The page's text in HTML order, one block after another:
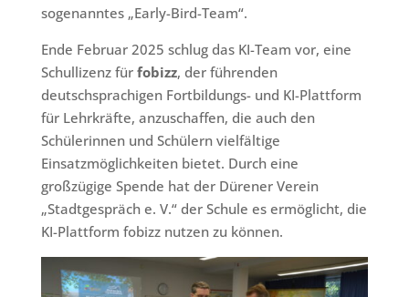
sogenanntes „Early-Bird-Team“.
Ende Februar 2025 schlug das KI-Team vor, eine
Schullizenz für fobizz, der führenden
deutschsprachigen Fortbildungs- und KI-Plattform
für Lehrkräfte, anzuschaffen, die auch den
Schülerinnen und Schülern vielfältige
Einsatzmöglichkeiten bietet. Durch eine
großzügige Spende hat der Dürener Verein
„Stadtgespräch e. V.“ der Schule es ermöglicht, die
KI-Plattform fobizz nutzen zu können.